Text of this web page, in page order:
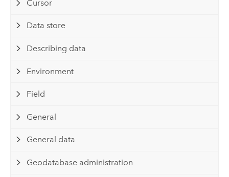
Cursor
Data store
Describing data
Environment
Field
General
General data
Geodatabase administration